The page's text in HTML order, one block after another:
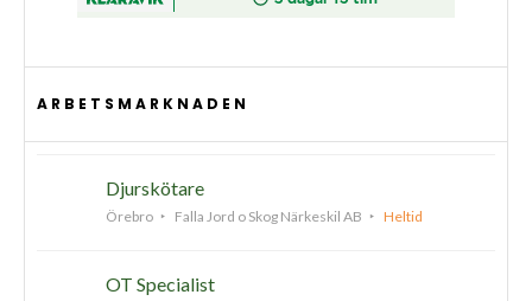
ARBETSMARKNADEN
Djurskötare
Örebro Falla Jord o Skog Närkeskil AB Heltid
OT Specialist